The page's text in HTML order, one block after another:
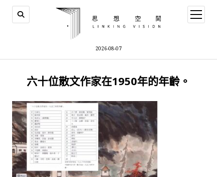
2026-08-07
open
menu
六十位散文作家在1950年的年齡。